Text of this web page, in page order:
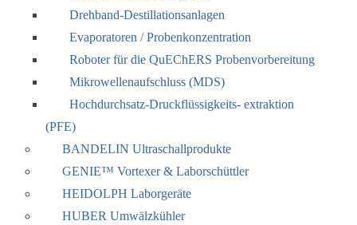
Drehband-Destillationsanlagen
Evaporatoren / Probenkonzentration
Roboter für die QuEChERS Probenvorbereitung
Mikrowellenaufschluss (MDS)
Hochdurchsatz-Druckflüssigkeits- extraktion
(PFE)
BANDELIN Ultraschallprodukte
GENIE™ Vortexer & Laborschüttler
HEIDOLPH Laborgeräte
HUBER Umwälzkühler